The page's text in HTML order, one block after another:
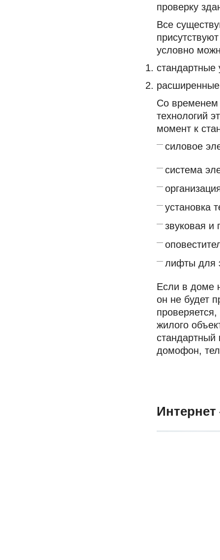
проверку
Все
условно
стандартные
расширенные
Со временем
технологий
момент к
силовое
система
установка
звуковая и
лифты для
Если в доме
он не будет
жилого
стандартный
домофон,